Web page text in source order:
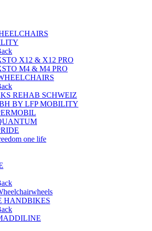
X12 & X12 PRO
M4 & M4 PRO
REHAB SCHWEIZ
BY LFP MOBILITY
one life
HANDBIKES